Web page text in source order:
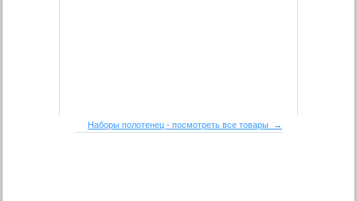
Наборы полотенец - посмотреть все товары →